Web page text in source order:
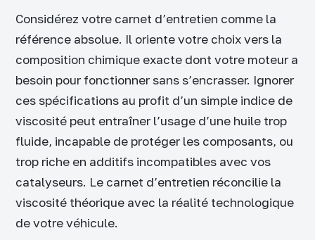
Considérez votre carnet d’entretien comme la
référence absolue. Il oriente votre choix vers la
composition chimique exacte dont votre moteur a
besoin pour fonctionner sans s’encrasser. Ignorer
ces spécifications au profit d’un simple indice de
viscosité peut entraîner l’usage d’une huile trop
fluide, incapable de protéger les composants, ou
trop riche en additifs incompatibles avec vos
catalyseurs. Le carnet d’entretien réconcilie la
viscosité théorique avec la réalité technologique
de votre véhicule.